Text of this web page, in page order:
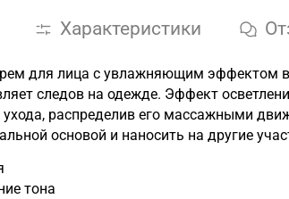
Характеристики
для лица с увлажняющим эффектом
следов на одежде. Эффект
ухода, распределив его массажными
основой и наносить на другие
тона